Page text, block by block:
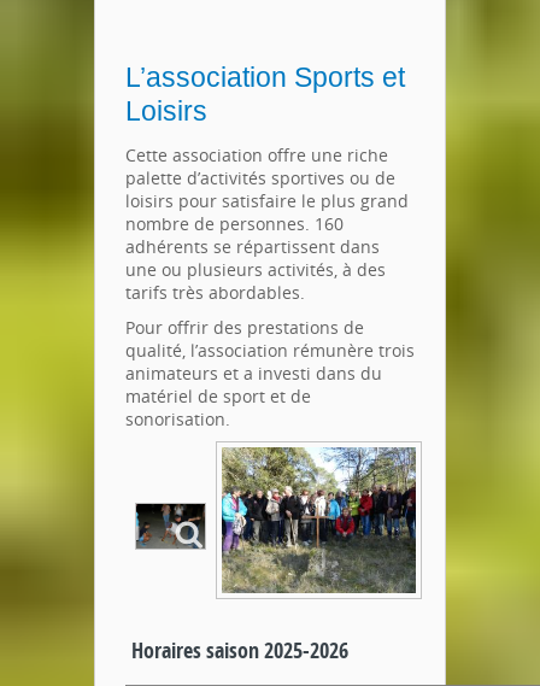
L’association Sports et
Loisirs
Cette association offre une riche
palette d’activités sportives ou de
loisirs pour satisfaire le plus grand
nombre de personnes. 160
adhérents se répartissent dans
une ou plusieurs activités, à des
tarifs très abordables.
Pour offrir des prestations de
qualité, l’association rémunère trois
animateurs et a investi dans du
matériel de sport et de
sonorisation.
Horaires saison 2025-2026